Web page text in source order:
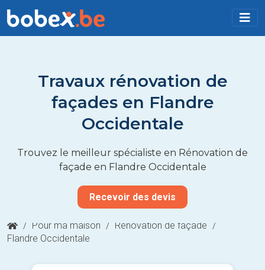
Travaux rénovation de
façades en Flandre
Occidentale
Trouvez le meilleur spécialiste en Rénovation de
façade en Flandre Occidentale
Recevoir des devis
/ Pour ma maison / Rénovation de façade /
Flandre Occidentale